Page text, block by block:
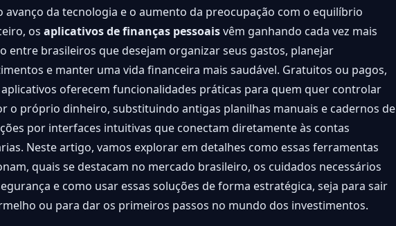
avanço da tecnologia e o aumento da preocupação com o equilíbrio
os aplicativos de finanças pessoais vêm ganhando cada vez mais
entre brasileiros que desejam organizar seus gastos, planejar
e manter uma vida financeira mais saudável. Gratuitos ou pagos,
aplicativos oferecem funcionalidades práticas para quem quer controlar
o próprio dinheiro, substituindo antigas planilhas manuais e cadernos de
por interfaces intuitivas que conectam diretamente às contas
Neste artigo, vamos explorar em detalhes como essas ferramentas
quais se destacam no mercado brasileiro, os cuidados necessários
e como usar essas soluções de forma estratégica, seja para sair
ou para dar os primeiros passos no mundo dos investimentos.